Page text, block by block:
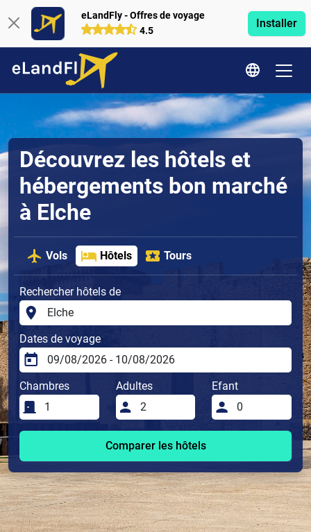
eLandFly - Offres de voyage
4.5
Installer
Découvrez les hôtels et
hébergements bon marché
à Elche
Vols Hôtels Tours
Rechercher hôtels de
Dates de voyage
Chambres Adultes Efant
Comparer les hôtels